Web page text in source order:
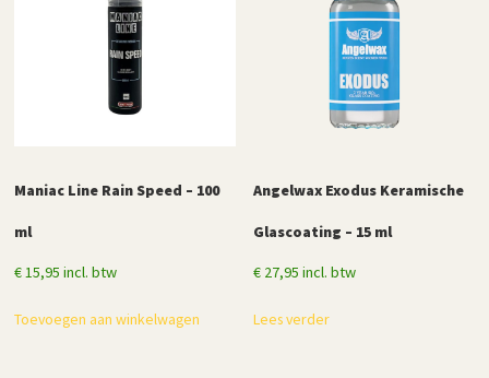
Maniac Line Rain Speed – 100
ml
€15,95 incl. btw
Toevoegen aan winkelwagen
Angelwax Exodus Keramische
Glascoating – 15 ml
€ 27,95 incl. btw
Lees verder